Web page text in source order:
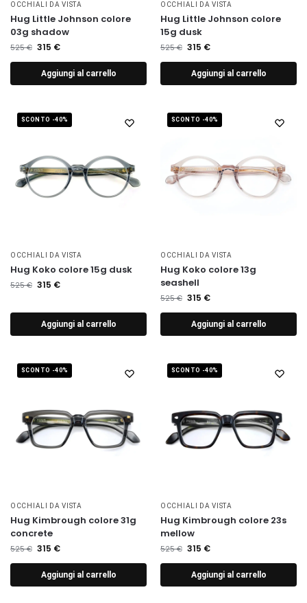
OCCHIALI DA VISTA
Hug Little Johnson colore
03g shadow
525€ 315 €
Aggiungi al carrello
OCCHIALI DA VISTA
Hug Little Johnson colore
15g dusk
525€ 315 €
Aggiungi al carrello
SCONTO -40%
OCCHIALI DA VISTA
Hug Koko colore 15g dusk
525€ 315 €
Aggiungi al carrello
SCONTO -40%
OCCHIALI DA VISTA
Hug Koko colore 13g
seashell
525€ 315 €
Aggiungi al carrello
SCONTO -40%
OCCHIALI DA VISTA
Hug Kimbrough colore 31g
concrete
525€ 315 €
Aggiungi al carrello
SCONTO -40%
OCCHIALI DA VISTA
Hug Kimbrough colore 23s
mellow
525€ 315 €
Aggiungi al carrello